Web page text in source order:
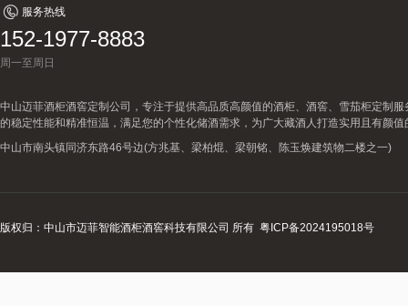
服务热线
152-1977-8883
周一至周日
中山迈菲酒柜酒窖定制公司，专注于提供高品质高颜值的酒柜、酒窖、雪茄柜定制
的稳定性能和精准恒温，满足您的个性化储酒需求，为广大藏酒人打造实用且有颜值
中山市南头镇同济东路46号边(方兆基、梁柏焜、梁朝铭、陈玉焕建筑物二楼之一)
版权归：中山市迈菲智能酒柜酒窖科技有限公司 所有 粤ICP备2024195018号